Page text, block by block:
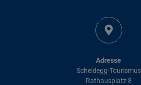
Adresse
Scheidegg-Tourismus
Rathausplatz 8